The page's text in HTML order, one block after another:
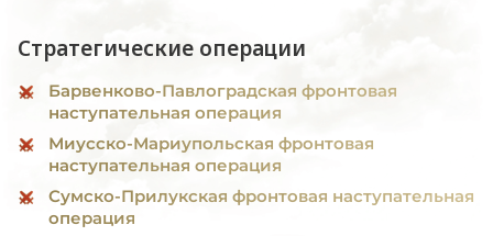
Стратегические операции
Барвенково-Павлоградская фронтовая
наступательная операция
Миусско-Мариупольская фронтовая
наступательная операция
Сумско-Прилукская фронтовая наступательная
операция